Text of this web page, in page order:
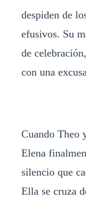
despiden de
efusivos. Su
de
con una
Cuando Theo
Elena
silencio que
Ella se cruza